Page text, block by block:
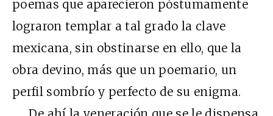
poemas que aparecieron póstumamente
lograron templar a tal grado la clave
mexicana, sin obstinarse en ello, que la
obra devino, más que un poemario, un
perfil sombrío y perfecto de su enigma.